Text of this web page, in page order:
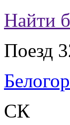
Найти
Поезд
СК